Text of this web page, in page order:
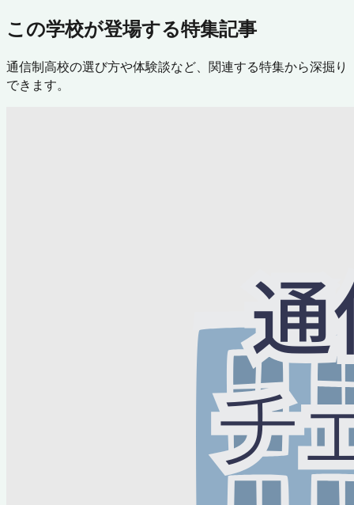
この学校が登場する特集記事
通信制高校の選び方や体験談など、関連する特集から深掘り
できます。